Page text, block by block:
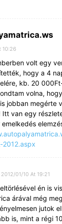
10:26
volt egy
hogy a 4
kb. 20
volna,
jobban megérte
Itt van egy
2012.aspx
2012/01/10 At 19:21
én is
árával még
jutok
is, mint a régi